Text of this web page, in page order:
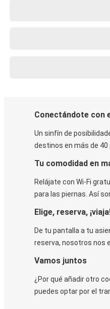
Conectándote con
Un sinfín de
destinos en más de 40
Tu comodidad en
Relájate con Wi-Fi
para las piernas. Así
Elige, reserva,
De tu pantalla a tu
reserva, nosotros nos
Vamos juntos
¿Por qué añadir otro
puedes optar por el